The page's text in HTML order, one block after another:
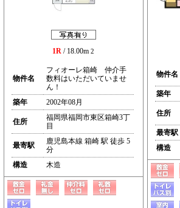
1R / 18.00m 2
物件名
フィオーレ箱崎 仲介手
数料はいただいていませ
ん！
築年
2002年08月
住所
福岡県福岡市東区箱崎3丁
目
最寄駅
鹿児島本線 箱崎 駅 徒歩 5
分
構造
木造
物件名
築年
住所
最寄駅
構造